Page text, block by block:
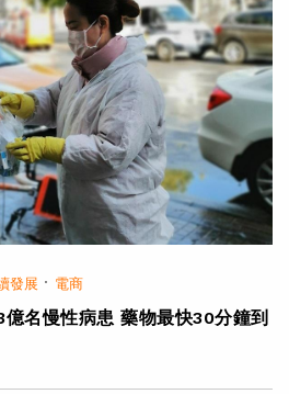
發展 · 電商
億名慢性病患 藥物最快30分鐘到